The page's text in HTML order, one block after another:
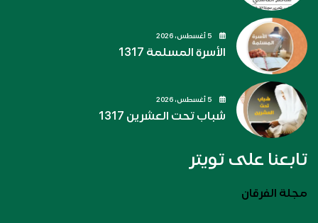
الأسرة المسلمة 1317
شباب تحت العشرين 1317
تابعنا على تويتر
مجلة الفرقان